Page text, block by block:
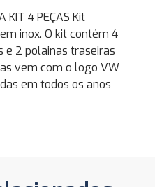
KIT 4 PEÇAS Kit
inox. O kit contém 4
e 2 polainas traseiras
vem com o logo VW
em todos os anos